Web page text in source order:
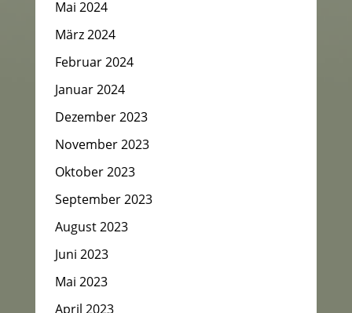
Mai 2024
März 2024
Februar 2024
Januar 2024
Dezember 2023
November 2023
Oktober 2023
September 2023
August 2023
Juni 2023
Mai 2023
April 2023